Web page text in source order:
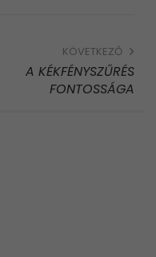
KÖVETKEZŐ
A KÉKFÉNYSZŰRÉS
FONTOSSÁGA